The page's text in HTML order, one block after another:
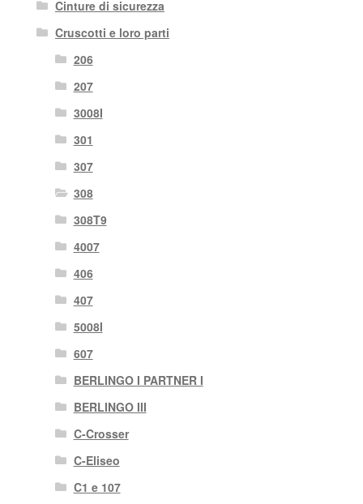
Cinture di sicurezza
Cruscotti e loro parti
206
207
3008I
301
307
308
308T9
4007
406
407
5008I
607
BERLINGO I PARTNER I
BERLINGO III
C-Crosser
C-Eliseo
C1 e 107